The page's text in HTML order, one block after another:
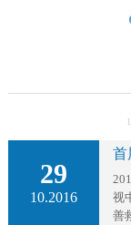
29
10.2016
首
视
善